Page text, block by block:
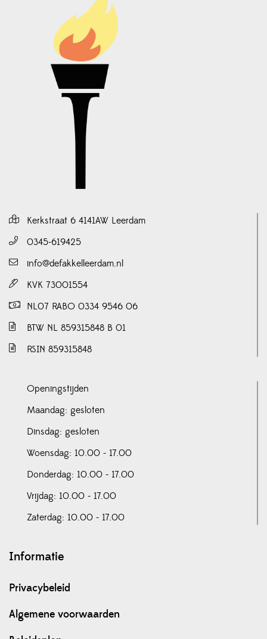
Kerkstraat 6 4141AW Leerdam
0345-619425
info@defakkelleerdam.nl
KVK 73001554
NL07 RABO 0334 9546 06
BTW NL 859315848 B 01
RSIN 859315848
Openingstijden
Maandag: gesloten
Dinsdag: gesloten
Woensdag: 10.00 - 17.00
Donderdag: 10.00 - 17.00
Vrijdag: 10.00 - 17.00
Zaterdag: 10.00 - 17.00
Informatie
Privacybeleid
Algemene voorwaarden